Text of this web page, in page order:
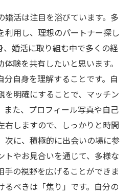
婚活は注目を浴びています。多
利用し、理想のパートナー探し
、婚活に取り組む中で多くの経
験を共有したいと思います。
分自身を理解することです。自
を明確にすることで、マッチン
また、プロフィール写真や自己
右しますので、しっかりと時間
次に、積極的に出会いの場に参
トやお見合いを通じて、多様な
手の視野を広げることができま
るべきは「焦り」です。自分の